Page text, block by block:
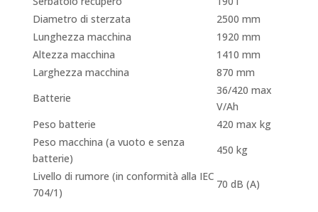
Diametro di sterzata
2500 mm
Lunghezza macchina
1920 mm
Altezza macchina
1410 mm
Larghezza macchina
870 mm
Batterie
36/420 max
V/Ah
Peso batterie
420 max kg
Peso macchina (a vuoto e senza
batterie)
450 kg
Livello di rumore (in conformità alla IEC
704/1)
70 dB (A)